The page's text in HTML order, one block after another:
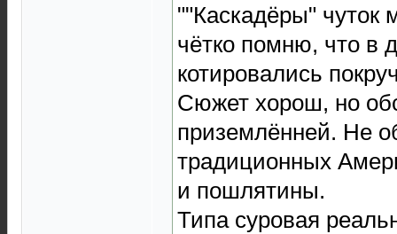
""Каскадёры" чуток
чётко помню, что в
котировались
Сюжет хорош, но
приземлённей. Не
традиционных
и пошлятины.
Типа суровая